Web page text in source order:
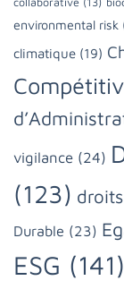
environmental risk
climatique (19)
vigilance (24)
(123)
Durable (23)
ESG (141)